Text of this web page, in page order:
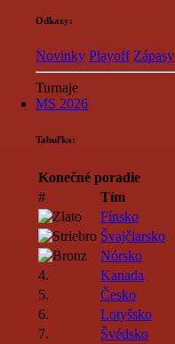
Odkazy:
Novinky Playoff Zápasy
Turnaje
MS 2026
Tabuľka:
Konečné poradie
#
Tím
Fínsko
Švajčiarsko
Nórsko
4.
Kanada
5.
Česko
6.
Lotyšsko
7.
Švédsko